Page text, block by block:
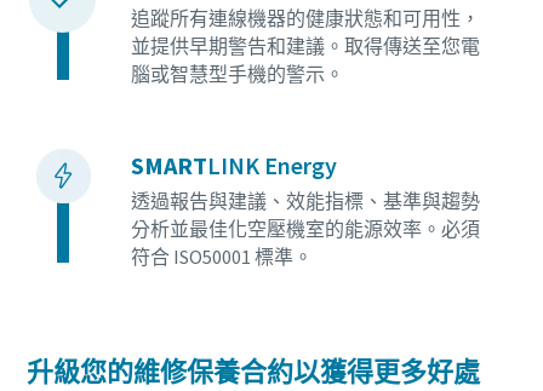
追蹤所有連線機器的健康狀態和可用性，
並提供早期警告和建議。取得傳送至您電
腦或智慧型手機的警示。
SMARTLINK Energy
透過報告與建議、效能指標、基準與趨勢
分析並最佳化空壓機室的能源效率。必須
符合 ISO50001 標準。
升級您的維修保養合約以獲得更多好處